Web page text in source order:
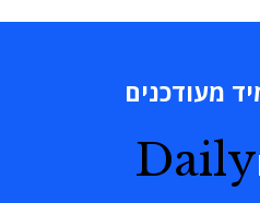
מעודכנים
Daily